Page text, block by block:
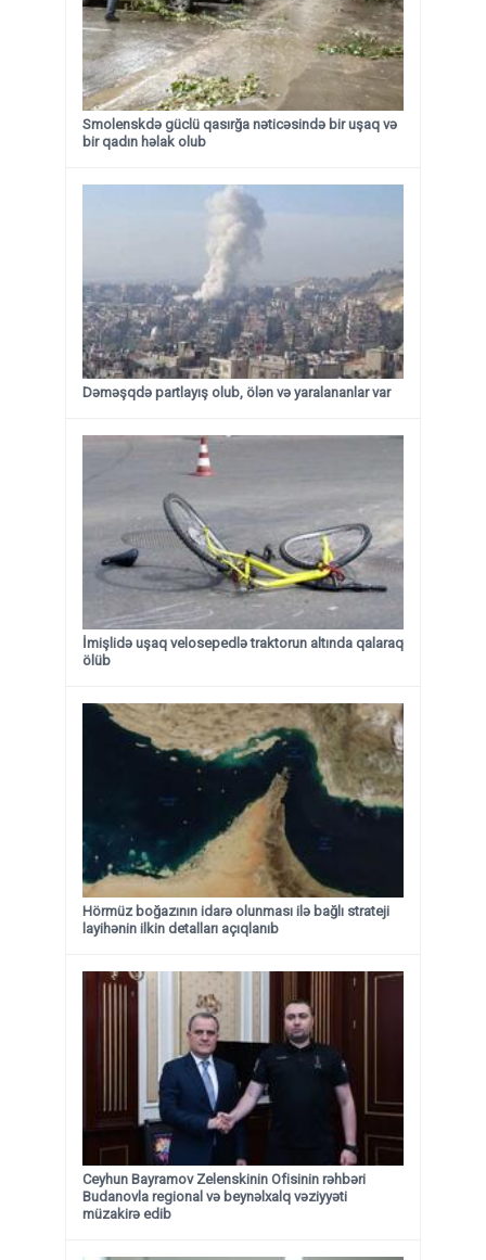
Smolenskdə güclü qasırğa nəticəsində bir uşaq və
bir qadın həlak olub
Dəməşqdə partlayış olub, ölən və yaralananlar var
İmişlidə uşaq velosepedlə traktorun altında qalaraq
ölüb
Hörmüz boğazının idarə olunması ilə bağlı strateji
layihənin ilkin detalları açıqlanıb
Ceyhun Bayramov Zelenskinin Ofisinin rəhbəri
Budanovla regional və beynəlxalq vəziyyəti
müzakirə edib